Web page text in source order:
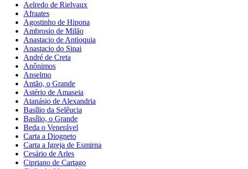
Aelredo de Rielvaux
Afraates
Agostinho de Hipona
Ambrosio de Milão
Anastacio de Antioquia
Anastacio do Sinai
André de Creta
Anônimos
Anselmo
Antão, o Grande
Astério de Amaseia
Atanásio de Alexandria
Basílio da Selêucia
Basílio, o Grande
Beda o Venerável
Carta a Diogneto
Carta a Igreja de Esmirna
Cesário de Arles
Cipriano de Cartago